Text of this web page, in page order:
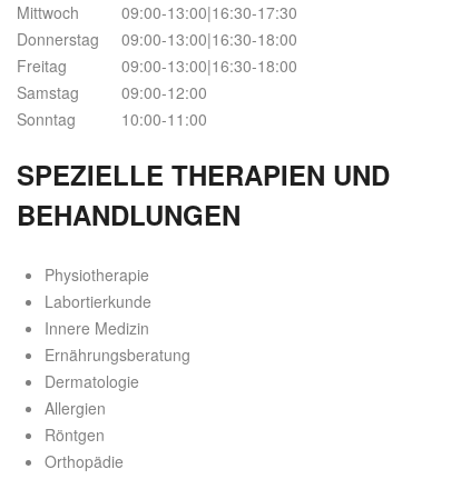
Mittwoch
09:00-13:00|16:30-17:30
Donnerstag
09:00-13:00|16:30-18:00
Freitag
09:00-13:00|16:30-18:00
Samstag
09:00-12:00
Sonntag
10:00-11:00
SPEZIELLE THERAPIEN UND
BEHANDLUNGEN
Physiotherapie
Labortierkunde
Innere Medizin
Ernährungsberatung
Dermatologie
Allergien
Röntgen
Orthopädie